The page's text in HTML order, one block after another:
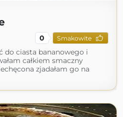
0 Smakowite
do ciasta bananowego i
całkiem smaczny
zjadałam go na